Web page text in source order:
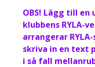
OBS! Lägg till
klubbens RYLA-
arrangerar
skriva in en text
i så fall